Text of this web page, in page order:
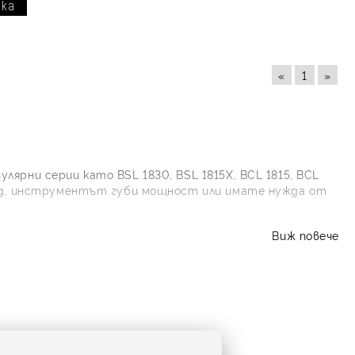
« 1 »
серии като BSL 1830, BSL 1815X, BCL 1815, BCL
инструментът губи мощност или имате нужда от
форма на корпуса, тип на контактите, съвместима
Виж повече